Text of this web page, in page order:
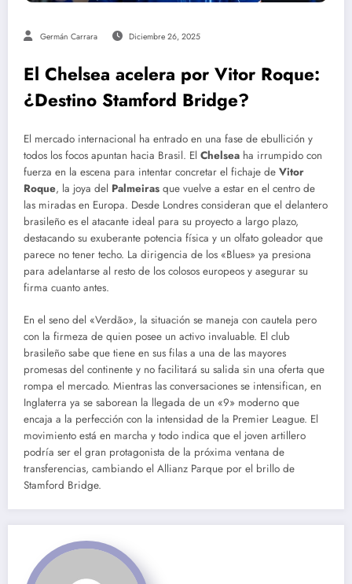
Germán Carrara Diciembre 26, 2025
El Chelsea acelera por Vitor Roque:
¿Destino Stamford Bridge?
El mercado internacional ha entrado en una fase de ebullición y
todos los focos apuntan hacia Brasil. El Chelsea ha irrumpido con
fuerza en la escena para intentar concretar el fichaje de Vitor
Roque, la joya del Palmeiras que vuelve a estar en el centro de
las miradas en Europa. Desde Londres consideran que el delantero
brasileño es el atacante ideal para su proyecto a largo plazo,
destacando su exuberante potencia física y un olfato goleador que
parece no tener techo. La dirigencia de los «Blues» ya presiona
para adelantarse al resto de los colosos europeos y asegurar su
firma cuanto antes.
En el seno del «Verdão», la situación se maneja con cautela pero
con la firmeza de quien posee un activo invaluable. El club
brasileño sabe que tiene en sus filas a una de las mayores
promesas del continente y no facilitará su salida sin una oferta que
rompa el mercado. Mientras las conversaciones se intensifican, en
Inglaterra ya se saborean la llegada de un «9» moderno que
encaja a la perfección con la intensidad de la Premier League. El
movimiento está en marcha y todo indica que el joven artillero
podría ser el gran protagonista de la próxima ventana de
transferencias, cambiando el Allianz Parque por el brillo de
Stamford Bridge.